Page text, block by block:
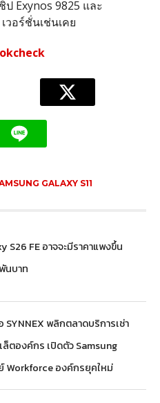
Exynos 9825 และ
วอร์ชั่นเช่นเคย
GALAXY S11
S26 FE อาจจะมีราคาแพงขึ้น
นบาท
SYNNEX พลิกตลาดบริการเช่า
ตองค์กร เปิดตัว Samsung
Workforce องค์กรยุคใหม่